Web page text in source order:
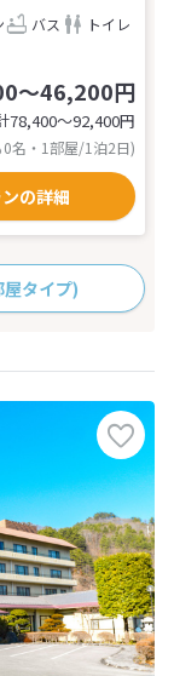
バス
トイレ
～46,200円
78,400〜92,400円
名・1部屋/1泊2日)
の詳細
タイプ)